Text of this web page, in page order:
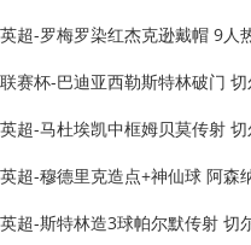
联赛杯-巴迪亚西勒斯特林破门
英超-马杜埃凯中框姆贝莫传射
英超-穆德里克造点+神仙球 阿森